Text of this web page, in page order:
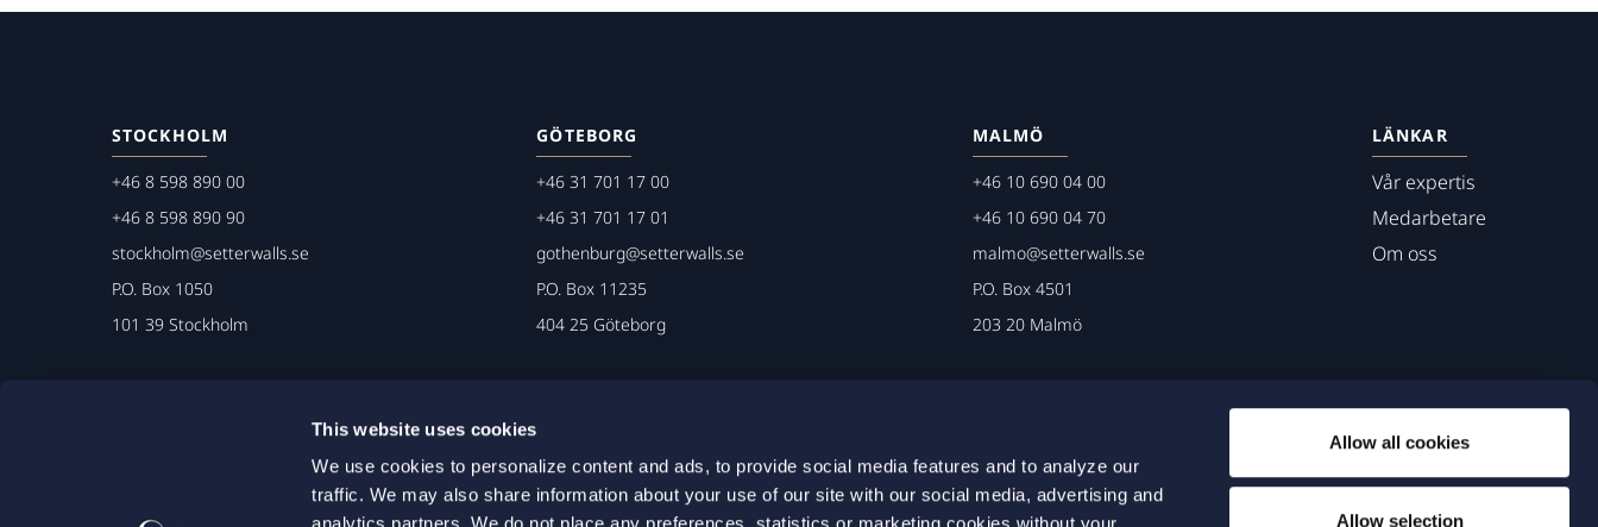
This website uses cookies
We use cookies to personalize content and ads, to provide social media features and to analyze our
traffic. We may also share information about your use of our site with our social media, advertising and
Allow all cookies
Allow selection
STOCKHOLM
+46 8 598 890 00
+46 8 598 890 90
stockholm@setterwalls.se
P.O. Box 1050
101 39 Stockholm
GÖTEBORG
+46 31 701 17 00
+46 31 701 17 01
gothenburg@setterwalls.se
P.O. Box 11235
404 25 Göteborg
MALMÖ
+46 10 690 04 00
+46 10 690 04 70
malmo@setterwalls.se
P.O. Box 4501
203 20 Malmö
LÄNKAR
Vår expertis
Medarbetare
Om oss